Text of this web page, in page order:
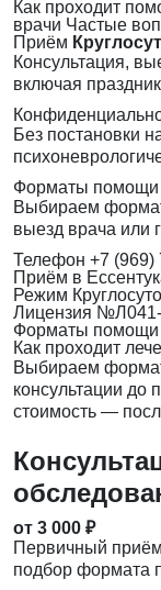
Как проходит
врачи Частые
Приём
Консультация,
включая
Без постановки
Форматы помощи
Выбираем
выезд врача или
Телефон +7 (969)
Приём в
Режим
Лицензия №Л041-
Форматы помощи
Как проходит
Выбираем
консультации до
стоимость —
от 3 000 ₽
Первичный
подбор формата